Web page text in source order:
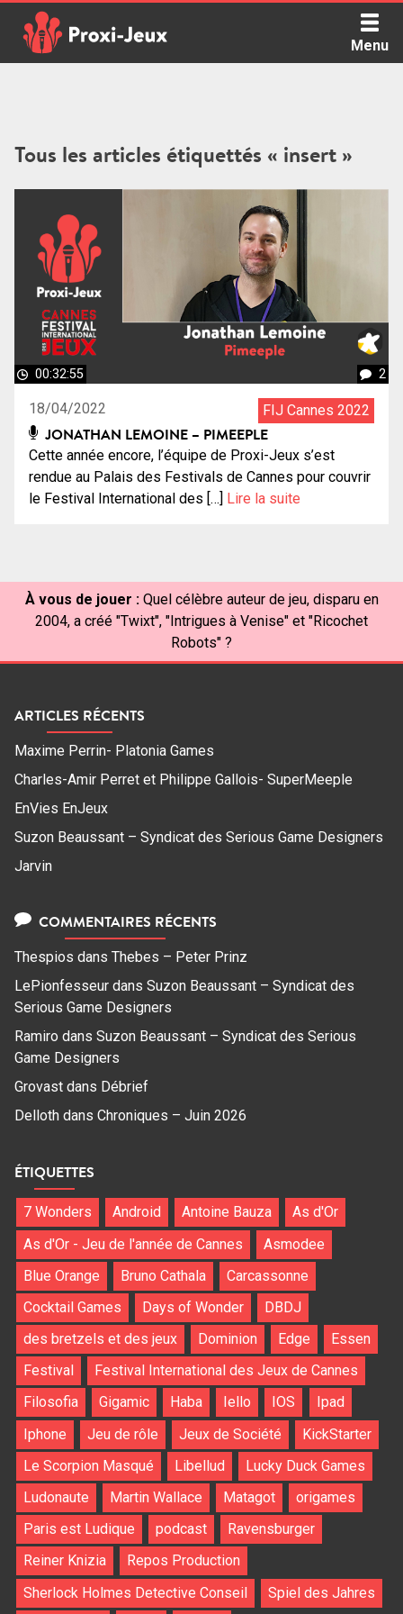
content
Menu
Tous les articles étiquettés « insert »
00:32:55 2
18/04/2022 FIJ Cannes 2022
JONATHAN LEMOINE – PIMEEPLE
Cette année encore, l’équipe de Proxi-Jeux s’est
rendue au Palais des Festivals de Cannes pour couvrir
le Festival International des […] Lire la suite
À vous de jouer : Quel célèbre auteur de jeu, disparu en
2004, a créé "Twixt", "Intrigues à Venise" et "Ricochet
Robots" ?
ARTICLES RÉCENTS
Maxime Perrin- Platonia Games
Charles-Amir Perret et Philippe Gallois- SuperMeeple
EnVies EnJeux
Suzon Beaussant – Syndicat des Serious Game Designers
Jarvin
COMMENTAIRES RÉCENTS
Thespios dans Thebes – Peter Prinz
LePionfesseur dans Suzon Beaussant – Syndicat des
Serious Game Designers
Ramiro dans Suzon Beaussant – Syndicat des Serious
Game Designers
Grovast dans Débrief
Delloth dans Chroniques – Juin 2026
ÉTIQUETTES
7 Wonders Android Antoine Bauza
As d'Or
As d'Or - Jeu de l'année de Cannes
Asmodee
Blue Orange
Bruno Cathala
Carcassonne
Cocktail Games
Days of Wonder
DBDJ
des bretzels et des jeux
Dominion Edge
Essen
Festival
Festival International des Jeux de Cannes
Filosofia
Gigamic Haba Iello IOS
Ipad
Iphone
Jeu de rôle Jeux de Société
KickStarter
Le Scorpion Masqué
Libellud
Lucky Duck Games
Ludonaute
Martin Wallace Matagot
origames
Paris est Ludique
podcast
Ravensburger
Reiner Knizia
Repos Production
Sherlock Holmes Detective Conseil
Spiel des Jahres